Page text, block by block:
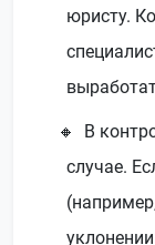
юристу.
В
случае.